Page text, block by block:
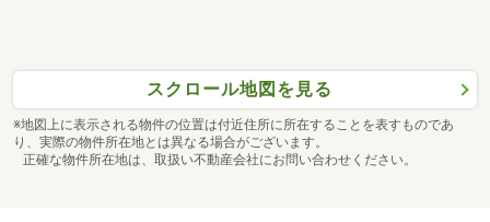
スクロール地図を見る
※地図上に表示される物件の位置は付近住所に所在することを表すものであ
り、実際の物件所在地とは異なる場合がございます。
正確な物件所在地は、取扱い不動産会社にお問い合わせください。